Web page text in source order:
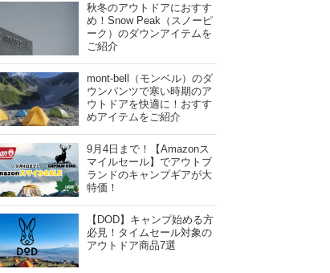
秋冬のアウトドアにおすす
め！Snow Peak（スノーピ
ーク）のダウンアイテムを
ご紹介
mont-bell（モンベル）のダ
ウンパンツで寒い時期のア
ウトドアを快適に！おすす
めアイテムをご紹介
9月4日まで！【Amazonス
マイルセール】でアウトブ
ランドのキャンプギアが大
特価！
【DOD】キャンプ始める方
必見！タイムセール対象の
アウトドア商品7選